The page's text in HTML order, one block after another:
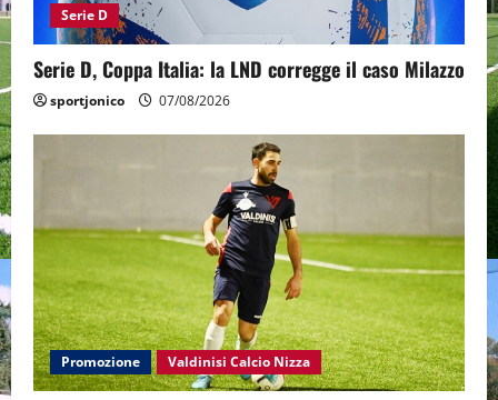
Serie D
Serie D, Coppa Italia: la LND corregge il caso Milazzo
sportjonico 07/08/2026
Promozione Valdinisi Calcio Nizza